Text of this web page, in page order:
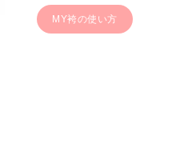
MY袴の使い方